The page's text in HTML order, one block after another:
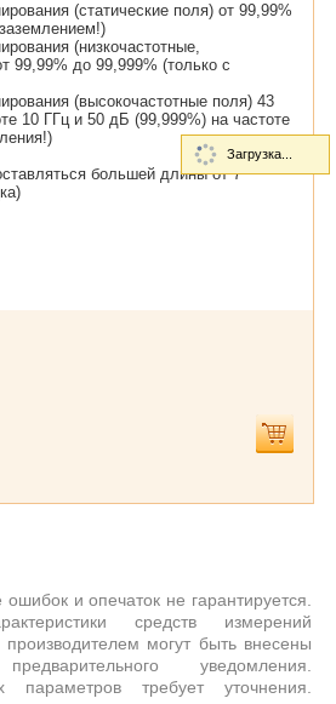
(статические поля) от 99,99%
(низкочастотные,
99,99% до 99,999% (только с
(высокочастотные поля) 43
10 ГГц и 50 дБ (99,999%) на частоте
большей длины от 7
ошибок и опечаток не гарантируется.
средств измерений
производителем могут быть внесены
уведомления.
параметров требует уточнения.
Загрузка...